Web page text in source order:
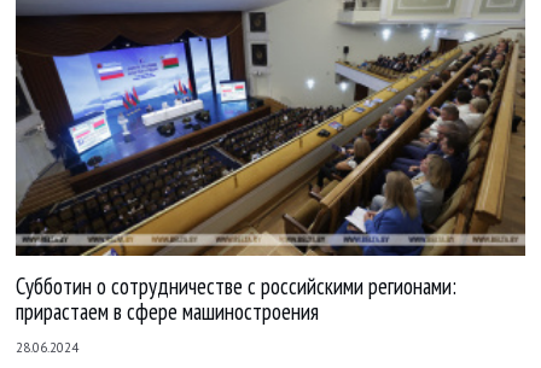
Субботин о сотрудничестве с российскими регионами:
прирастаем в сфере машиностроения
28.06.2024